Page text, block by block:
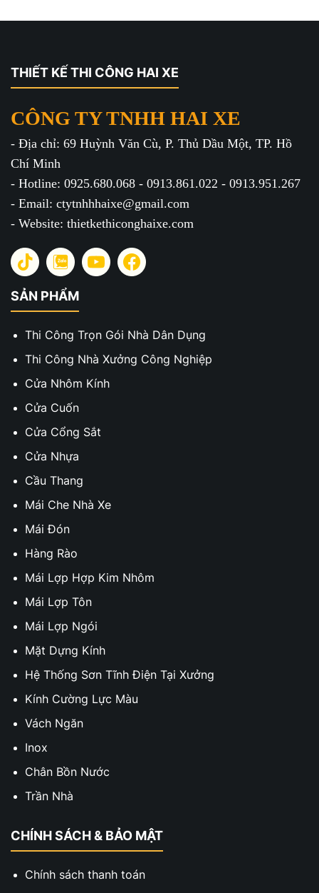
THIẾT KẾ THI CÔNG HAI XE
CÔNG TY TNHH HAI XE
- Địa chỉ: 69 Huỳnh Văn Cù, P. Thủ Dầu Một, TP. Hồ
Chí Minh
- Hotline: 0925.680.068 - 0913.861.022 - 0913.951.267
- Email: ctytnhhhaixe@gmail.com
- Website: thietkethiconghaixe.com
SẢN PHẨM
Thi Công Trọn Gói Nhà Dân Dụng
Thi Công Nhà Xưởng Công Nghiệp
Cửa Nhôm Kính
Cửa Cuốn
Cửa Cổng Sắt
Cửa Nhựa
Cầu Thang
Mái Che Nhà Xe
Mái Đón
Hàng Rào
Mái Lợp Hợp Kim Nhôm
Mái Lợp Tôn
Mái Lợp Ngói
Mặt Dựng Kính
Hệ Thống Sơn Tĩnh Điện Tại Xưởng
Kính Cường Lực Màu
Vách Ngăn
Inox
Chân Bồn Nước
Trần Nhà
CHÍNH SÁCH & BẢO MẬT
Chính sách thanh toán